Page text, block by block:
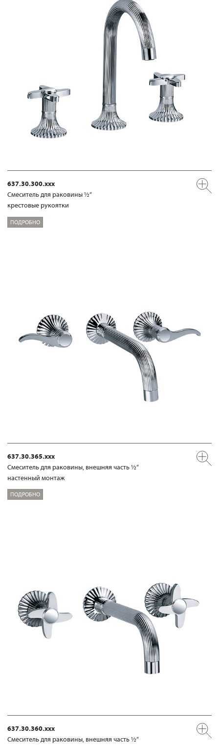
637.30.300.xxx
Смеситель для раковины ½“
крестовые рукоятки
ПОДРОБНО
637.30.365.xxx
Смеситель для раковины, внешняя часть ½“
настенный монтаж
ПОДРОБНО
637.30.360.xxx
Смеситель для раковины, внешняя часть ½“